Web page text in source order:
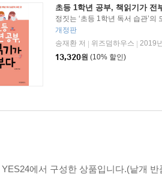
초등 1학년 공부, 책읽기가 전
정짓는 ‘초등 1학년 독서 습관’의
개정판
송재환 저
위즈덤하우스
2019
13,320원 (10% 할인)
에서 구성한 상품입니다.(낱개 반